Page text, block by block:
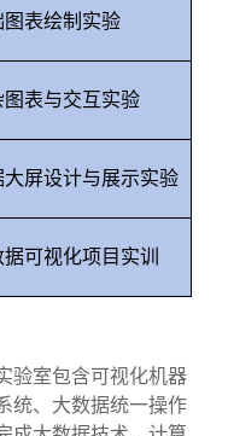
图表绘制实验
图表与交互实验
大屏设计与展示实验
据可视化项目实训
验室包含可视化机器
统、大数据统一操作